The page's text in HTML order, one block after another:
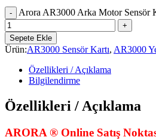
Arora AR3000 Arka Motor Sensör
Sepete Ekle
Ürün:AR3000 Sensör Kartı, AR3000
Özellikleri / Açıklama
Bilgilendirme
Özellikleri / Açıklama
ARORA ® Online Satış